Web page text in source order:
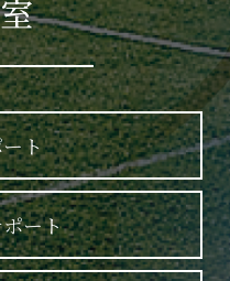
ト
ート